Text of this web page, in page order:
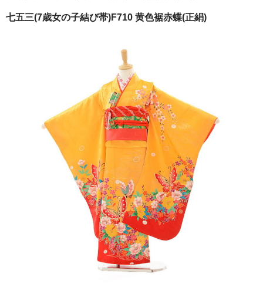
全 国 配 送
ご注文の流れ
よくあるご質問
七五三(7歳女の子結び帯)F710 黄色裾赤蝶(正絹)